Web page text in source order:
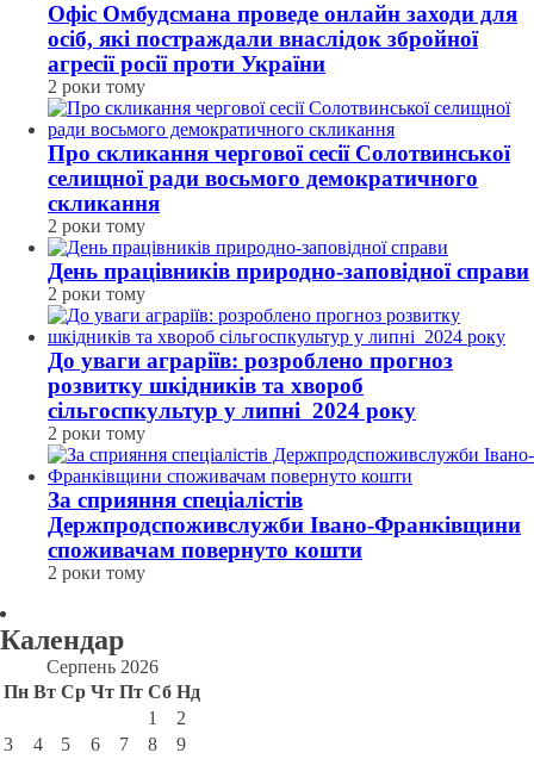
Офіс Омбудсмана проведе онлайн заходи для
осіб, які постраждали внаслідок збройної
агресії росії проти України
2 роки тому
Про скликання чергової сесії Солотвинської
селищної ради восьмого демократичного
скликання
2 роки тому
День працівників природно-заповідної справи
2 роки тому
До уваги аграріїв: розроблено прогноз
розвитку шкідників та хвороб
сільгоспкультур у липні 2024 року
2 роки тому
За сприяння спеціалістів
Держпродспоживслужби Івано-Франківщини
споживачам повернуто кошти
2 роки тому
Календар
Серпень 2026
Пн Вт Ср Чт Пт Сб Нд
1
2
3
4 5 6 7 8
9